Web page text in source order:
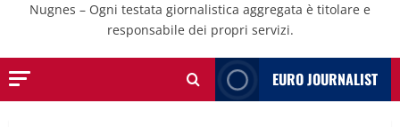
Nugnes – Ogni testata giornalistica aggregata è titolare e
responsabile dei propri servizi.
EURO JOURNALIST